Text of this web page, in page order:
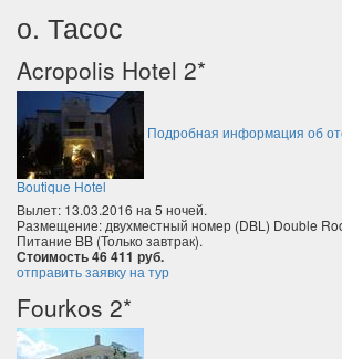
о. Тасос
Acropolis Hotel 2*
Подробная информация об
Boutique Hotel
Вылет: 13.03.2016 на 5 ночей.
Размещение: двухместный номер (DBL) Double
Питание BB (Только завтрак).
Стоимость 46 411 руб.
отправить заявку на тур
Fourkos 2*